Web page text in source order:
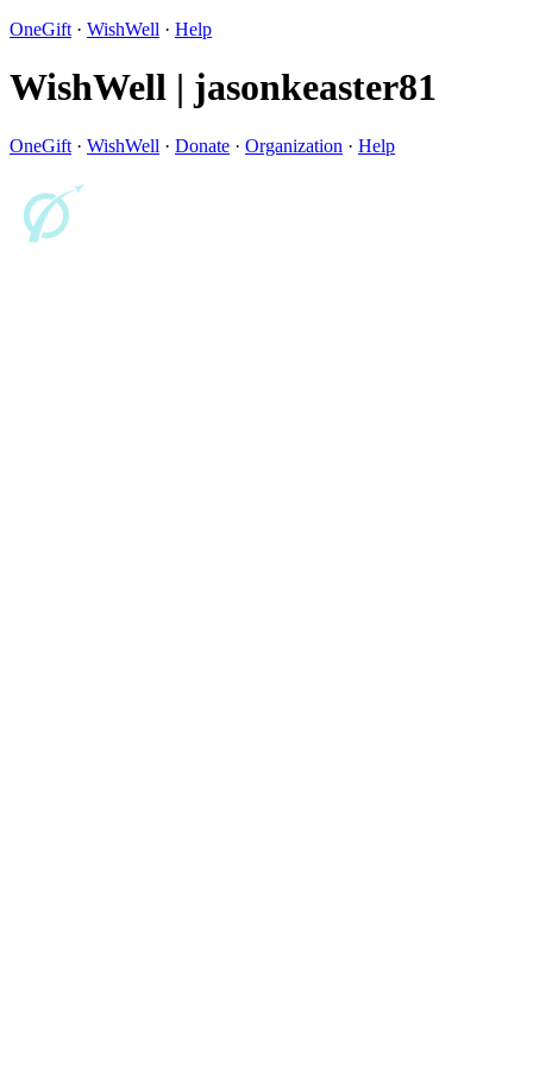
OneGift · WishWell · Help
WishWell | jasonkeaster81
OneGift · WishWell · Donate · Organization · Help